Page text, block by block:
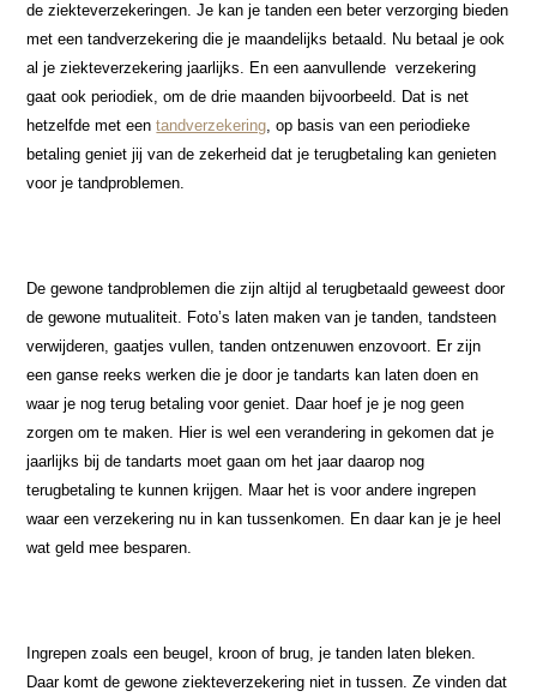
de ziekteverzekeringen. Je kan je tanden een beter verzorging bieden
met een tandverzekering die je maandelijks betaald. Nu betaal je ook
al je ziekteverzekering jaarlijks. En een aanvullende verzekering
gaat ook periodiek, om de drie maanden bijvoorbeeld. Dat is net
hetzelfde met eentandverzekering, op basis van een periodieke
betaling geniet jij van de zekerheid dat je terugbetaling kan genieten
voor je tandproblemen.
De gewone tandproblemen die zijn altijd al terugbetaald geweest door
de gewone mutualiteit. Foto’s laten maken van je tanden, tandsteen
verwijderen, gaatjes vullen, tanden ontzenuwen enzovoort. Er zijn
een ganse reeks werken die je door je tandarts kan laten doen en
waar je nog terug betaling voor geniet. Daar hoef je je nog geen
zorgen om te maken. Hier is wel een verandering in gekomen dat je
jaarlijks bij de tandarts moet gaan om het jaar daarop nog
terugbetaling te kunnen krijgen. Maar het is voor andere ingrepen
waar een verzekering nu in kan tussenkomen. En daar kan je je heel
wat geld mee besparen.
Ingrepen zoals een beugel, kroon of brug, je tanden laten bleken.
Daar komt de gewone ziekteverzekering niet in tussen. Ze vinden dat